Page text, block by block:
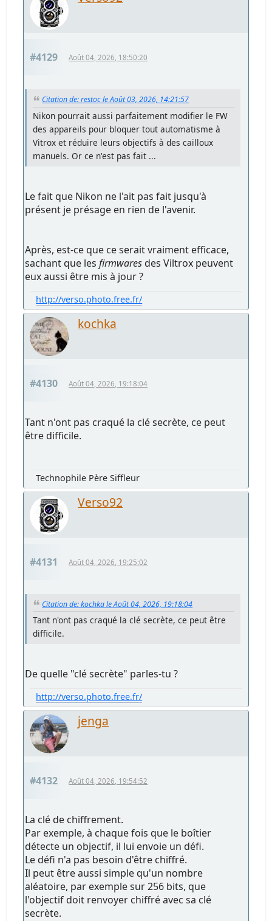
#4129 Août 04, 2026, 18:50:20
Citation de: restoc le Août 03, 2026, 14:21:57
Nikon pourrait aussi parfaitement modifier le FW
des appareils pour bloquer tout automatisme à
Vitrox et réduire leurs objectifs à des cailloux
manuels. Or ce n'est pas fait ...
Le fait que Nikon ne l'ait pas fait jusqu'à
présent je présage en rien de l'avenir.
Après, est-ce que ce serait vraiment efficace,
sachant que lesfirmwares des Viltrox peuvent
eux aussi être mis à jour ?
http://verso.photo.free.fr/
kochka
#4130 Août 04, 2026, 19:18:04
Tant n'ont pas craqué la clé secrète, ce peut
être difficile.
Technophile Père Siffleur
Verso92
#4131 Août 04, 2026, 19:25:02
Citation de: kochka le Août 04, 2026, 19:18:04
Tant n'ont pas craqué la clé secrète, ce peut être
difficile.
De quelle "clé secrète" parles-tu ?
http://verso.photo.free.fr/
jenga
#4132 Août 04, 2026, 19:54:52
La clé de chiffrement.
Par exemple, à chaque fois que le boîtier
détecte un objectif, il lui envoie un défi.
Le défi n'a pas besoin d'être chiffré.
Il peut être aussi simple qu'un nombre
aléatoire, par exemple sur 256 bits, que
l'objectif doit renvoyer chiffré avec sa clé
secrète.